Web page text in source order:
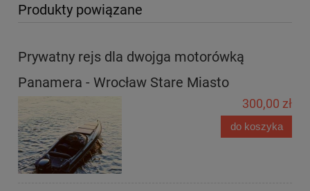
Produkty powiązane
Prywatny rejs dla dwojga motorówką
Panamera - Wrocław Stare Miasto
300,00 zł
do koszyka